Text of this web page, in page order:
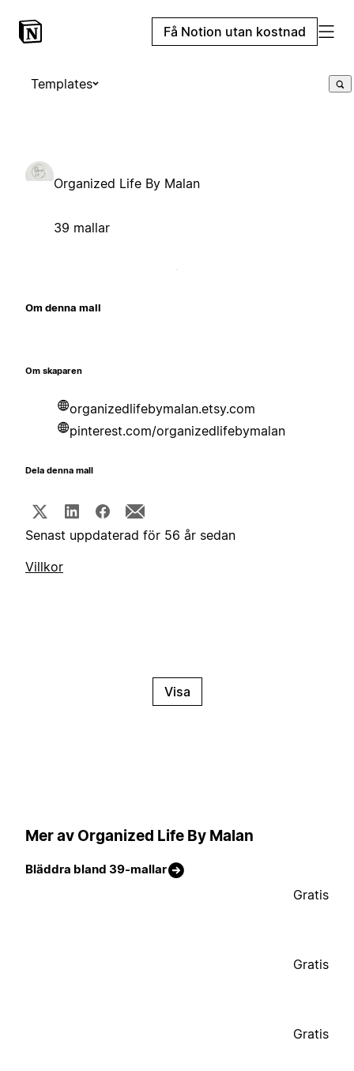
Få Notion utan kostnad
Templates
Organized Life By Malan
39 mallar
Om denna mall
Om skaparen
organizedlifebymalan.etsy.com
pinterest.com/organizedlifebymalan
Dela denna mall
Senast uppdaterad för 56 år sedan
Villkor
Visa
Mer av Organized Life By Malan
Bläddra bland 39-mallar
Gratis
Gratis
Gratis